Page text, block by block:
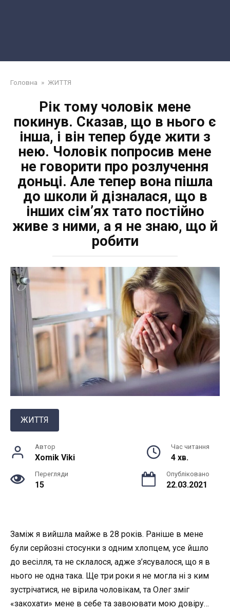
Головна » ЖИТТЯ
Рік тому чоловік мене
покинув. Сказав, що в нього є
інша, і він тепер буде жити з
нею. Чоловік попросив мене
не говорити про розлучення
доньці. Але тепер вона пішла
до школи й дізналася, що в
інших сім’ях тато постійно
живе з ними, а я не знаю, що й
робити
ЖИТТЯ
Автор
Xomik Viki
Час читання
4 хв.
Перегляди
15
Опубліковано
22.03.2021
Заміж я вийшла майже в 28 років. Раніше в мене
були серйозні стосунки з одним хлопцем, усе йшло
до весілля, та не склалося, адже з’ясувалося, що я в
нього не одна така. Ще три роки я не могла ні з ким
зустрічатися, не вірила чоловікам, та Олег зміг
«закохати» мене в себе та завоювати мою довіру…